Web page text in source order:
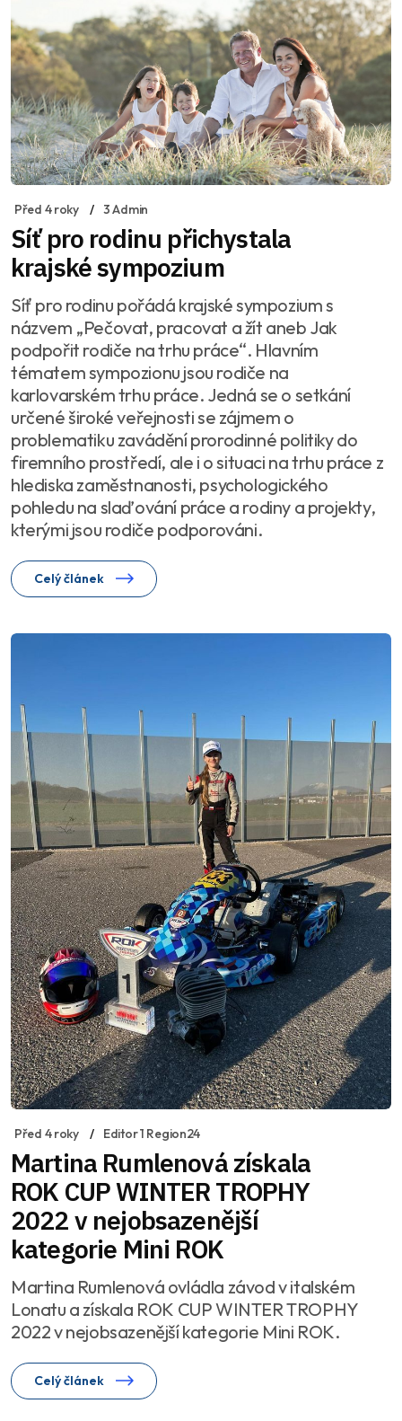
Před 4 roky 3 Admin
Síť pro rodinu přichystala
krajské sympozium
Síť pro rodinu pořádá krajské sympozium s
názvem „Pečovat, pracovat a žít aneb Jak
podpořit rodiče na trhu práce“. Hlavním
tématem sympozionu jsou rodiče na
karlovarském trhu práce. Jedná se o setkání
určené široké veřejnosti se zájmem o
problematiku zavádění prorodinné politiky do
firemního prostředí, ale i o situaci na trhu práce z
hlediska zaměstnanosti, psychologického
pohledu na slaďování práce a rodiny a projekty,
kterými jsou rodiče podporováni.
Celý článek
Před 4 roky Editor 1 Region24
Martina Rumlenová získala
ROK CUP WINTER TROPHY
2022 v nejobsazenější
kategorie Mini ROK
Martina Rumlenová ovládla závod v italském
Lonatu a získala ROK CUP WINTER TROPHY
2022 v nejobsazenější kategorie Mini ROK.
Celý článek